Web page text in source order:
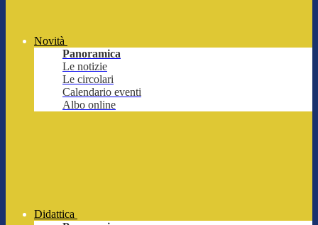
Novità
Panoramica
Le notizie
Le circolari
Calendario eventi
Albo online
Didattica